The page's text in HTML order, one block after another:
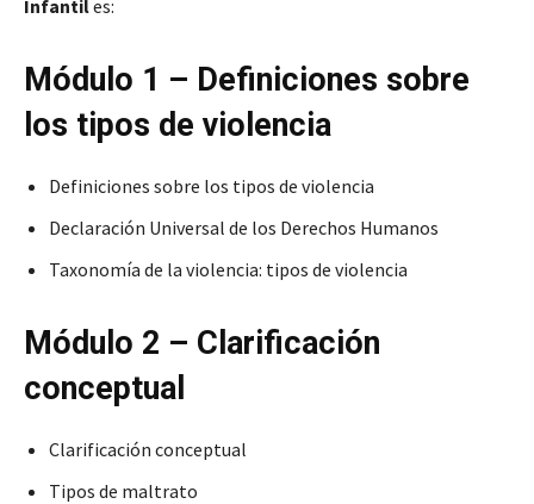
Infantiles:
Módulo 1 – Definiciones sobre
los tipos de violencia
Definiciones sobre los tipos de violencia
Declaración Universal de los Derechos Humanos
Taxonomía de la violencia: tipos de violencia
Módulo 2 – Clarificación
conceptual
Clarificación conceptual
Tipos de maltrato